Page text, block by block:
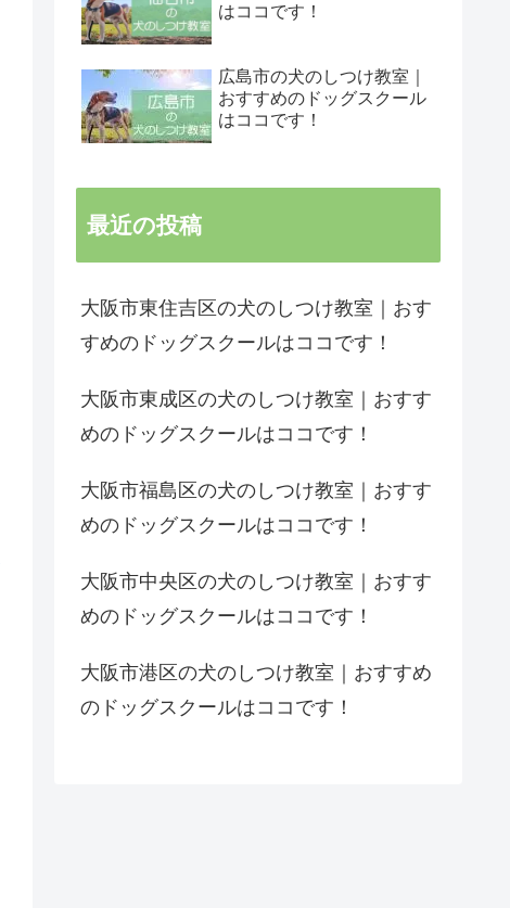
はココです！
広島市の犬のしつけ教室｜
おすすめのドッグスクール
はココです！
最近の投稿
大阪市東住吉区の犬のしつけ教室｜おす
すめのドッグスクールはココです！
大阪市東成区の犬のしつけ教室｜おすす
めのドッグスクールはココです！
大阪市福島区の犬のしつけ教室｜おすす
めのドッグスクールはココです！
大阪市中央区の犬のしつけ教室｜おすす
めのドッグスクールはココです！
大阪市港区の犬のしつけ教室｜おすすめ
のドッグスクールはココです！